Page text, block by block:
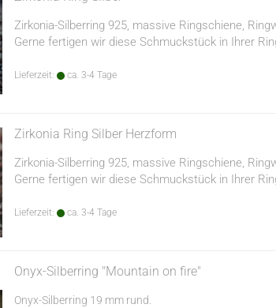
Zirkonia-Silberring 925, massive Ringschiene,
Gerne fertigen wir diese Schmuckstück in Ihrer
Lieferzeit: ca. 3-4 Tage
Zirkonia Ring Silber Herzform
Zirkonia-Silberring 925, massive Ringschiene,
Gerne fertigen wir diese Schmuckstück in Ihrer
Lieferzeit: ca. 3-4 Tage
Onyx-Silberring "Mountain on fire"
Onyx-Silberring 19 mm rund.